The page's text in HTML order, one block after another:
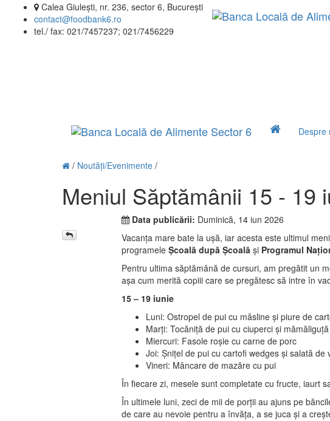
Calea Giulești, nr. 236, sector 6, Bucureşti
contact@foodbank6.ro
tel./ fax: 021/7457237; 021/7456229
Despre
/ Noutăţi/Evenimente /
Meniul Săptămânii 15 - 19
Data publicării: Duminică, 14 iun 2026
Vacanța mare bate la ușă, iar acesta este ultimul
programele Școală după Școalăși Programul
Pentru ultima săptămână de cursuri, am pregătit un
așa cum merită copiii care se pregătesc să intre în
15 – 19 iunie
Luni: Ostropel de pui cu măsline și piure de
Marți: Tocăniță de pui cu ciuperci și mămăliguță
Miercuri: Fasole roșie cu carne de porc
Joi: Șnițel de pui cu cartofi wedges și salată de
Vineri: Mâncare de mazăre cu pui
În fiecare zi, mesele sunt completate cu fructe, iaurt
În ultimele luni, zeci de mii de porții au ajuns pe
de care au nevoie pentru a învăța, a se juca și a